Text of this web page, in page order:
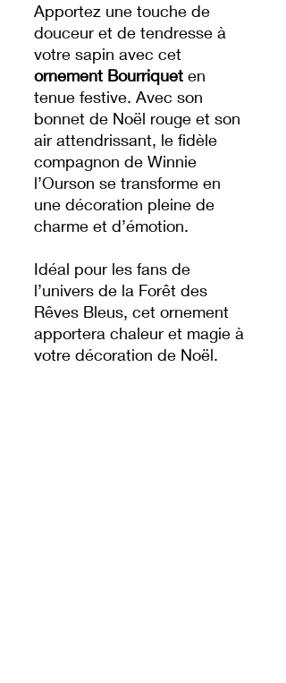
Apportez une touche de
douceur et de tendresse à
votre sapin avec cet
ornement Bourriquet en
tenue festive. Avec son
bonnet de Noël rouge et son
air attendrissant, le fidèle
compagnon de Winnie
l’Ourson se transforme en
une décoration pleine de
charme et d’émotion.
Idéal pour les fans de
l’univers de la Forêt des
Rêves Bleus, cet ornement
apportera chaleur et magie à
votre décoration de Noël.